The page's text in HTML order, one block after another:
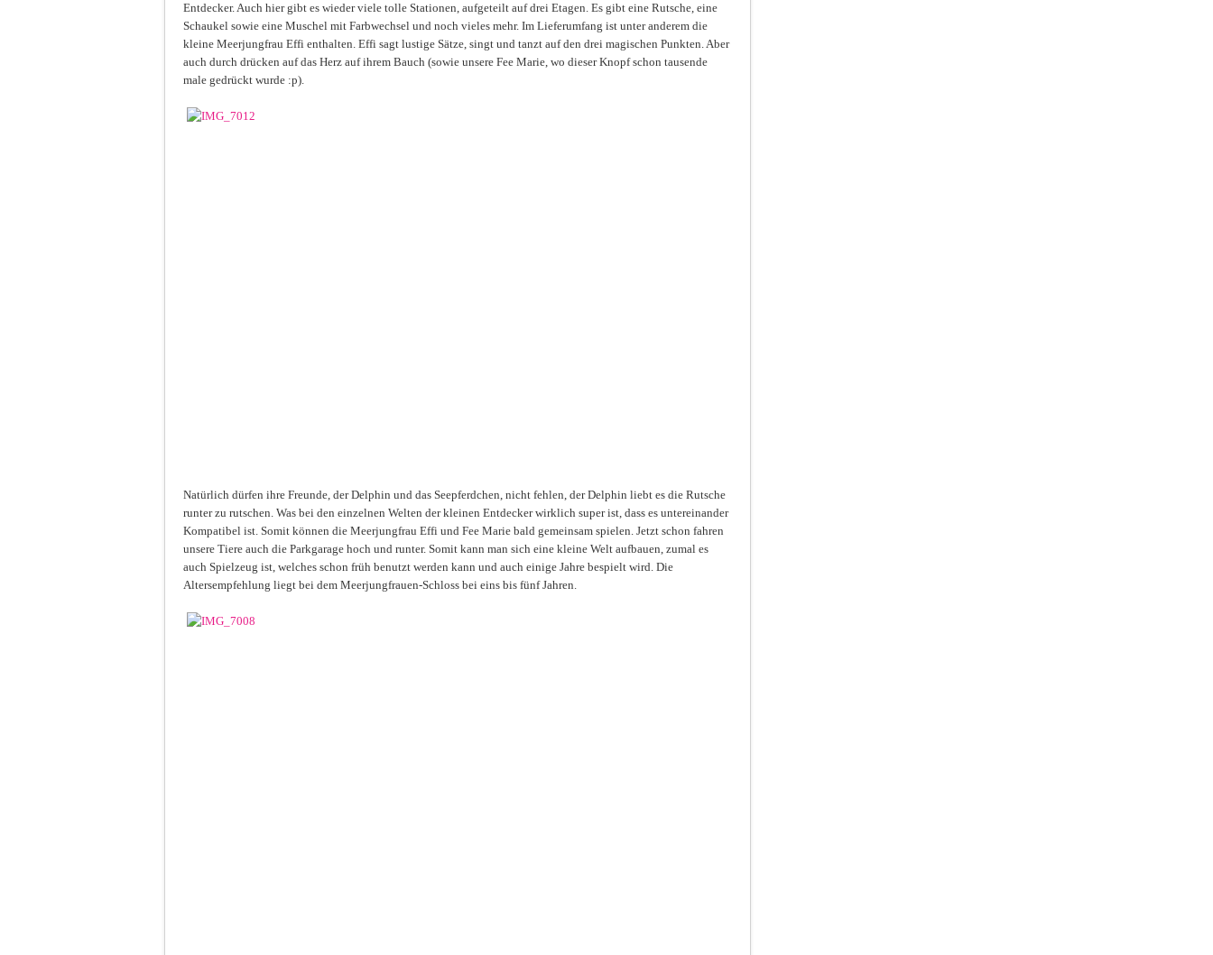
Entdecker. Auch hier gibt es wieder viele tolle Stationen, aufgeteilt auf drei Etagen. Es gibt eine Rutsche, eine
Schaukel sowie eine Muschel mit Farbwechsel und noch vieles mehr. Im Lieferumfang ist unter anderem die
kleine Meerjungfrau Effi enthalten. Effi sagt lustige Sätze, singt und tanzt auf den drei magischen Punkten. Aber
auch durch drücken auf das Herz auf ihrem Bauch (sowie unsere Fee Marie, wo dieser Knopf schon tausende
male gedrückt wurde :p).
Natürlich dürfen ihre Freunde, der Delphin und das Seepferdchen, nicht fehlen, der Delphin liebt es die Rutsche
runter zu rutschen. Was bei den einzelnen Welten der kleinen Entdecker wirklich super ist, dass es untereinander
Kompatibel ist. Somit können die Meerjungfrau Effi und Fee Marie bald gemeinsam spielen. Jetzt schon fahren
unsere Tiere auch die Parkgarage hoch und runter. Somit kann man sich eine kleine Welt aufbauen, zumal es
auch Spielzeug ist, welches schon früh benutzt werden kann und auch einige Jahre bespielt wird. Die
Altersempfehlung liegt bei dem Meerjungfrauen-Schloss bei eins bis fünf Jahren.